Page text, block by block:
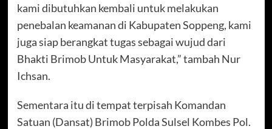
kami dibutuhkan kembali untuk melakukan
penebalan keamanan di Kabupaten Soppeng, kami
juga siap berangkat tugas sebagai wujud dari
Bhakti Brimob Untuk Masyarakat,” tambah Nur
Ichsan.
Sementara itu di tempat terpisah Komandan
Satuan (Dansat) Brimob Polda Sulsel Kombes Pol.